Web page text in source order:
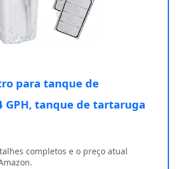
para tanque de
GPH, tanque de tartaruga
completos e o preço atual